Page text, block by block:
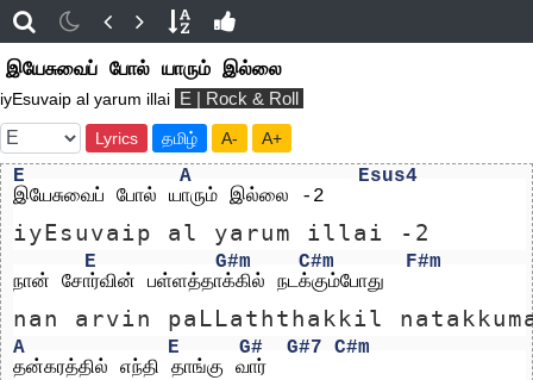
இயேசுவைப் போல் யாரும் இல்லை
iyEsuvaip al yarum illai E | Rock & Roll
Lyrics தமிழ் A- A+
E A Esus4
இயேசுவைப் போல் யாரும் இல்லை -2
iyEsuvaip al yarum illai -2
E G#m C#m
F#m
நான் சோர்வின் பள்ளத்தாக்கில் நடக்கும்போது
nan arvin paLLaththakkil
A E G# G#7
C#m
தன்கரத்தில் எந்தி தாங்கு வார்